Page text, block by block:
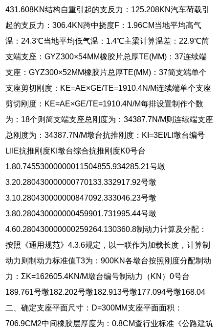
431.608KN结构自重引起的支反力：125.208KN汽车荷载引
起的支反力：306.4KN跨中挠度F：1.96CM当地平均高气
温：24.3℃当地平均低气温：1.4℃主梁计算温差：22.9℃简
支端支座：GYZ300×54MM橡胶片总厚TE(MM)：37连续端
支座：GYZ300×52MM橡胶片总厚TE(MM)：37简支端单个
支座剪切刚度：KE=AE×GE/TE=1910.4N/M连续端单个支座
剪切刚度：KE=AE×GE/TE=1910.4N/M每排设置制作个数
为：18个则简支端支座总刚度为：34387.7N/M则连续端支座
总刚度为：34387.7N/M墩台抗推刚度：KI=3EI/LI墩台编号
LIIE抗推刚度KI墩台综合抗推刚度K0号台
1.80.74553000000011504855.934285.21号墩
3.20.280430000000770133.332917.92号墩
3.10.280430000000847092.333046.23号墩
3.80.280430000000459901.731995.44号墩
4.60.280430000000259264.130360.8制动力计算及分配：
按照《通用规范》4.3.6规定，以一联作为加载长度，计算制
动力则制动力标准值T3为：900KN各墩台按照刚度分配制动
力：ΣK=162605.4KN/M墩台编号制动力（KN）0号台
189.761号墩182.202号墩182.913号墩177.094号墩168.04
二、确定支座平面尺寸：D=300MM支座平面面积：
706.9CM2中间橡胶层厚度为：0.8CM查行业标准《公路建筑